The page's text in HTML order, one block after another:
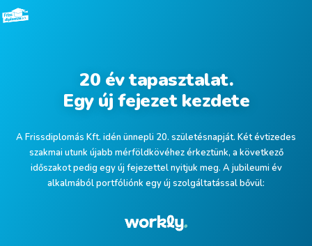
20 év tapasztalat.
Egy új fejezet kezdete
A Frissdiplomás Kft. idén ünnepli 20. születésnapját. Két évtizedes
szakmai utunk újabb mérföldkövéhez érkeztünk, a következő
időszakot pedig egy új fejezettel nyitjuk meg. A jubileumi év
alkalmából portfóliónk egy új szolgáltatással bővül: